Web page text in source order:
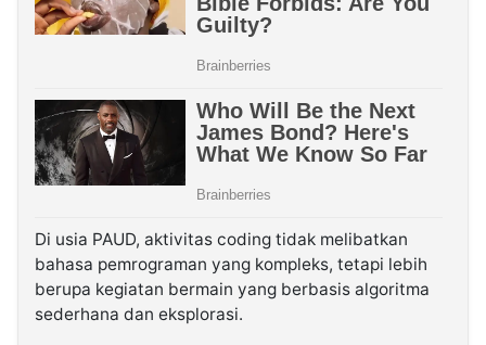
Di usia PAUD, aktivitas coding tidak melibatkan
bahasa pemrograman yang kompleks, tetapi lebih
berupa kegiatan bermain yang berbasis algoritma
sederhana dan eksplorasi.